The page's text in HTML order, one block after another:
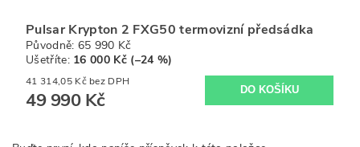
Pulsar Krypton 2 FXG50 termovizní předsádka
Původně: 65 990 Kč
Ušetříte: 16 000 Kč (–24 %)
41 314,05 Kč bez DPH
49 990 Kč